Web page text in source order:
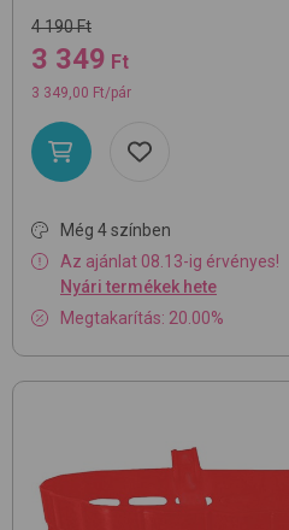
4 190 Ft
3 349 Ft
3 349,00 Ft/pár
Még 4 színben
Az ajánlat 08.13-ig érvényes!
Nyári termékek hete
Megtakarítás: 20.00%